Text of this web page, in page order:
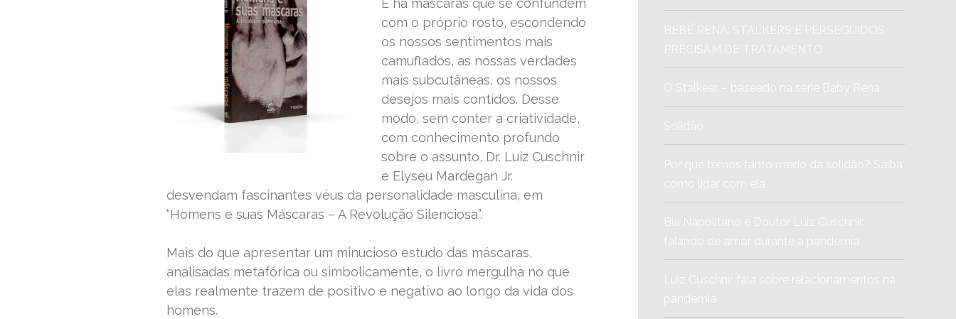
E há máscaras que se confundem
com o próprio rosto, escondendo
os nossos sentimentos mais
camuflados, as nossas verdades
mais subcutâneas, os nossos
desejos mais contidos. Desse
modo, sem conter a criatividade,
com conhecimento profundo
sobre o assunto, Dr. Luiz Cuschnir
e Elyseu Mardegan Jr.
desvendam fascinantes véus da personalidade masculina, em
“Homens e suas Máscaras – A Revolução Silenciosa”.
Mais do que apresentar um minucioso estudo das máscaras,
analisadas metafórica ou simbolicamente, o livro mergulha no que
elas realmente trazem de positivo e negativo ao longo da vida dos
homens.
BEBÊ RENA: STALKERS E PERSEGUIDOS
PRECISAM DE TRATAMENTO
O Stalkear – baseado na série Baby Rena
Solidão
Por que temos tanto medo da solidão? Saiba
como lidar com ela
Bia Napolitano e Doutor Luiz Cuschnir:
falando de amor durante a pandemia
Luiz Cuschnir fala sobre relacionamentos na
pandemia